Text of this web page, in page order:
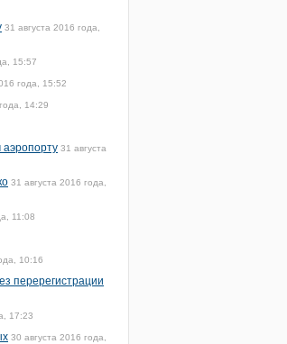
31 августа 2016 года,
15:57
года, 15:52
14:29
аэропорту 31 августа
31 августа 2016 года,
11:08
10:16
перерегистрации
17:23
30 августа 2016 года,